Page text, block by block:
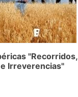
"Recorridos,
Irreverencias"